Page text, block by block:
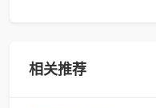
相关推荐